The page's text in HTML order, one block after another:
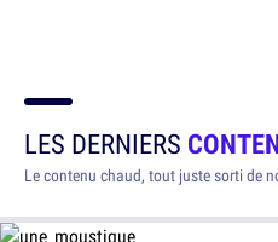
LES DERNIERS
Le contenu chaud, tout juste sorti de